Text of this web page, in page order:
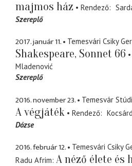
majmos ház
Rendező
Szereplő
2017. január 11. Temesvári Csiky
Shakespeare, Sonnet 66
Mladenović
Szereplő
2016. november 23. Temesvár
A végjáték Rendező
Dózse
2016. február 12.
Temesvári Csiky
Radu Afrim A néző élete és